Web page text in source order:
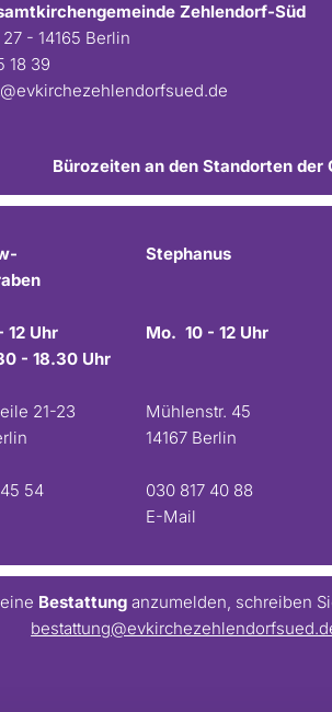
Zehlendorf-Süd
- 14165 Berlin
18 39
Bürozeiten an den Standorten der
12 Uhr
- 18.30 Uhr
21-23
54
Stephanus
Mo. 10 - 12 Uhr
Mühlenstr. 45
14167 Berlin
030 817 40 88
E-Mail
Bestattunganzumelden, schreiben